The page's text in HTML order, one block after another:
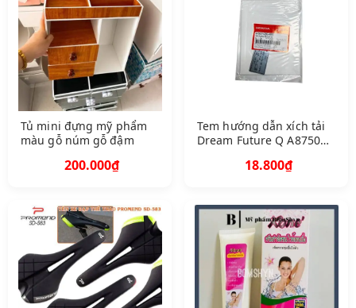
Tủ mini đựng mỹ phẩm
màu gỗ núm gỗ đậm
200.000₫
Tem hướng dẫn xích tải
Dream Future Q A87507
18.800₫